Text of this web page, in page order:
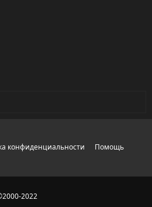
конфиденциальности
Помощь
2022